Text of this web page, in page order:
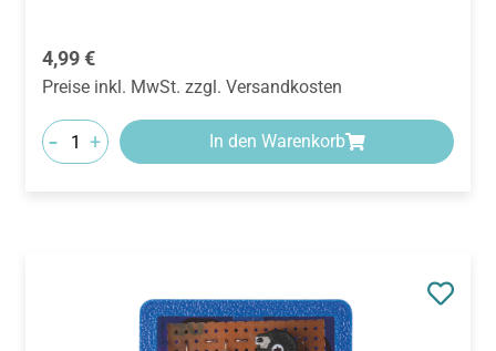
Regulärer Preis:
4,99 €
Preise inkl. MwSt. zzgl. Versandkosten
- + In den Warenkorb